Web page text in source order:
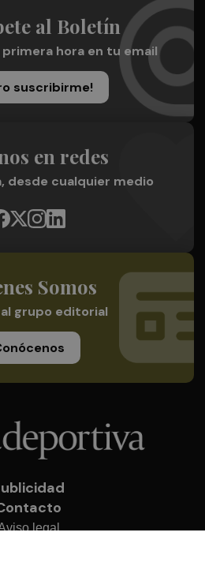
al Boletín
primera hora en tu email
suscribirme!
en redes
desde cualquier medio
Somos
grupo editorial
legal